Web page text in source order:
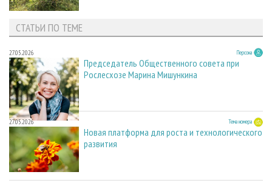
СТАТЬИ ПО ТЕМЕ
27.05.2026 Персона
Председатель Общественного совета при
Рослесхозе Марина Мишункина
27.05.2026 Тема номера
Новая платформа для роста и технологического
развития